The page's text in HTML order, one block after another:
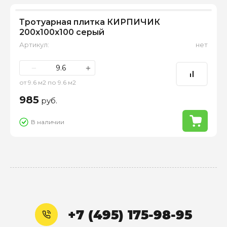
Тротуарная плитка КИРПИЧИК
200х100х100 серый
Артикул: нет
− +
от 9.6 м2 по 9.6 м2
985 руб.
В наличии
+7 (495) 175-98-95